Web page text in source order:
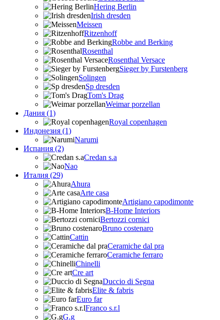
Hering Berlin
Irish dresden
Meissen
Ritzenhoff
Robbe and Berking
Rosenthal
Rosenthal Versace
Sieger by Furstenberg
Solingen
Sp dresden
Tom's Drag
Weimar porzellan
Дания (1)
Royal copenhagen
Индонезия (1)
Narumi
Испания (2)
Credan s.a
Nao
Италия (29)
Ahura
Arte casa
Artigiano capodimonte
B-Home Interiors
Bertozzi cornici
Bruno costenaro
Cattin
Ceramiche dal pra
Ceramiche ferraro
Chinelli
Cre art
Duccio di Segna
Elite & fabris
Euro far
Franco s.r.l
G.g